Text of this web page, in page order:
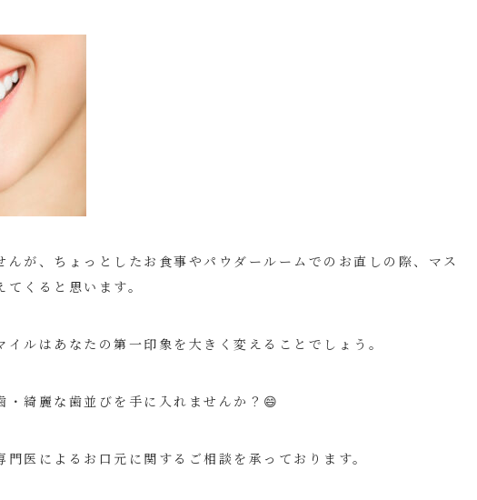
んが、ちょっとしたお食事やパウダールームでのお直しの際、マス
くると思います。
ルはあなたの第一印象を大きく変えることでしょう。
・綺麗な歯並びを手に入れませんか？😄
医によるお口元に関するご相談を承っております。